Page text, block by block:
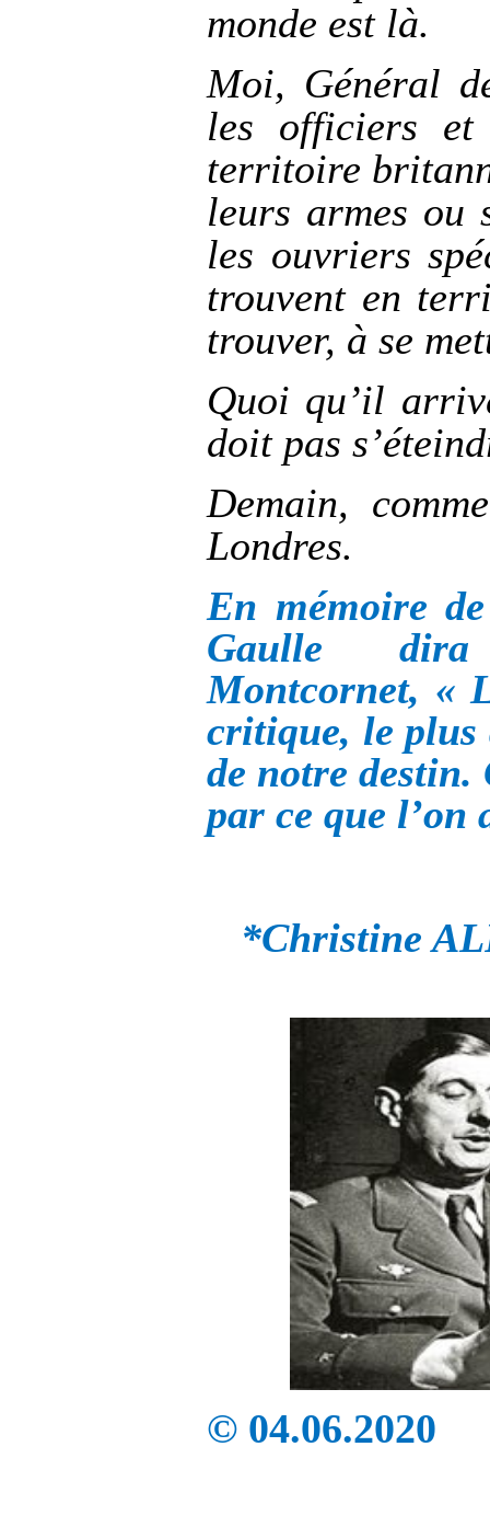
monde est là.
Moi, Général
les officiers
territoire
leurs armes ou
les ouvriers
trouvent en
trouver, à se
Quoi qu’il
doit pas
Demain,
Londres.
En mémoire
Gaulle
Montcornet, «
critique, le plus
de notre
par ce que
*Christine
© 04.06.2020